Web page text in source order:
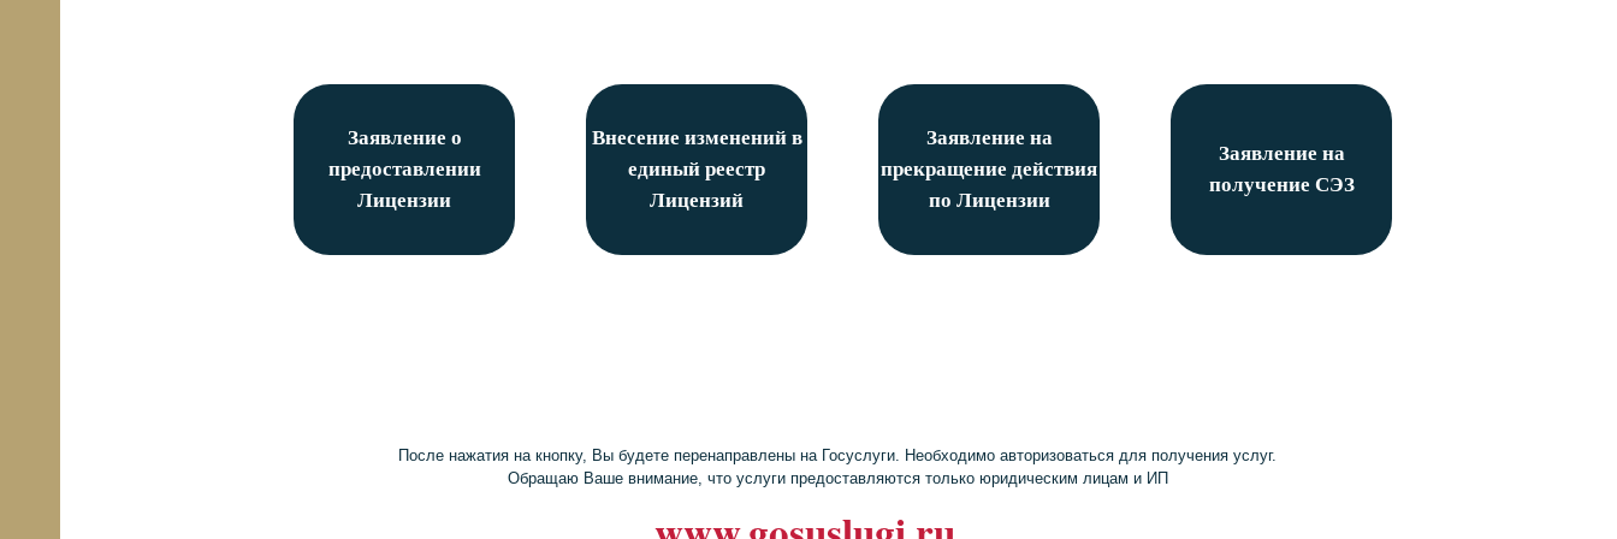
Заявление о
предоставлении
Лицензии
Внесение изменений в
единый реестр
Лицензий
После нажатия на кнопку, Вы будете перенаправлены на Госуслуги. Необходимо авторизоваться для получения услуг.
Обращаю Ваше внимание, что услуги предоставляются только юридическим лицам и ИП
Заявление на
прекращение действия
по Лицензии
Заявление на
получение СЭЗ